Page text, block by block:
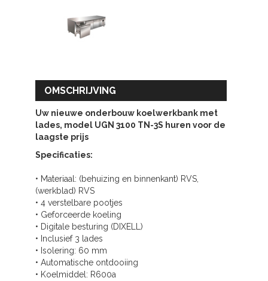
OMSCHRIJVING
Uw nieuwe onderbouw koelwerkbank met
lades, model UGN 3100 TN-3S huren voor de
laagste prijs
Specificaties:
• Materiaal: (behuizing en binnenkant) RVS,
(werkblad) RVS
• 4 verstelbare pootjes
• Geforceerde koeling
• Digitale besturing (DIXELL)
• Inclusief 3 lades
• Isolering: 60 mm
• Automatische ontdooiing
• Koelmiddel: R600a